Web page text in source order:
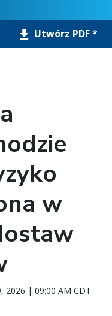
Utwórz PDF *
w
2026 | 09:00 AM CDT